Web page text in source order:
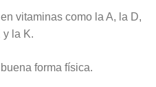
vitaminas como la A, la D,
y la K.
forma física.